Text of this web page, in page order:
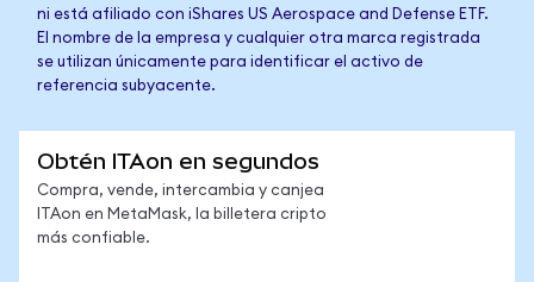
ni está afiliado con iShares US Aerospace and Defense ETF.
El nombre de la empresa y cualquier otra marca registrada
se utilizan únicamente para identificar el activo de
referencia subyacente.
Obtén ITAon en segundos
Compra, vende, intercambia y canjea
ITAon en MetaMask, la billetera cripto
más confiable.